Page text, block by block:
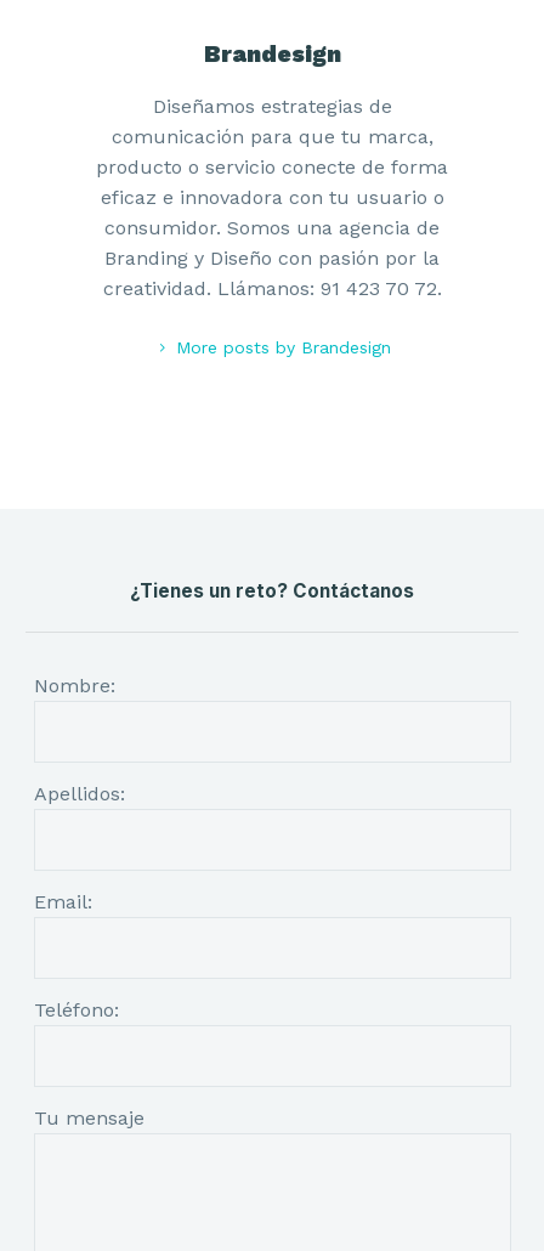
Brandesign
Diseñamos estrategias de
comunicación para que tu marca,
producto o servicio conecte de forma
eficaz e innovadora con tu usuario o
consumidor. Somos una agencia de
Branding y Diseño con pasión por la
creatividad. Llámanos: 91 423 70 72.
More posts by Brandesign
¿Tienes un reto? Contáctanos
Nombre:
Apellidos:
Email:
Teléfono:
Tu mensaje